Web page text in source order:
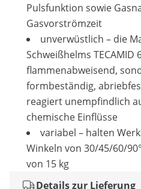
Pulsfunktion sowie
Gasvorströmzeit
unverwüstlich – die
Schweißhelms
flammenabweisend,
formbeständig,
reagiert unempfindlich
chemische Einflüsse
variabel – halten
Winkeln von 30/45/60/
von 15 kg
Details zur Lieferung